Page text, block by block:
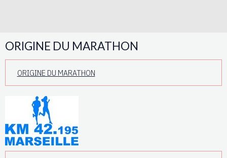
ORIGINE DU MARATHON
ORIGINE DU MARATHON